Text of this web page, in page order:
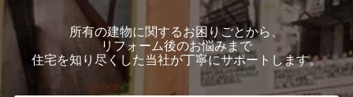
された方も多くいらしゃるので
はないか
と思いました。
そこで、私たちも「地震対策に
関して何か発信しよう」となり
ております。
お悩みの方は是非ご視聴くださ
いませ。
所有の建物に関するお困りごとから、
リフォーム後のお悩みまで
住宅を知り尽くした当社が丁寧にサポートします。